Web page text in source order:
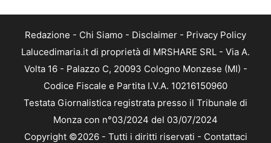
Redazione - Chi Siamo - Disclaimer - Privacy Policy
Lalucedimaria.it di proprietà di MRSHARE SRL - Via A.
Volta 16 - Palazzo C, 20093 Cologno Monzese (MI) -
Codice Fiscale e Partita I.V.A. 10216150960
Testata Giornalistica registrata presso il Tribunale di
Monza con n°03/2024 del 03/07/2024
Copyright ©2026 - Tutti i diritti riservati - Contattaci